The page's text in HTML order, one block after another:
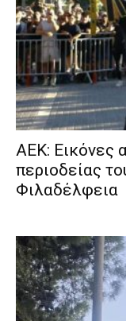
ΑΕΚ: Εικόνες
περιοδείας
Φιλαδέλφεια